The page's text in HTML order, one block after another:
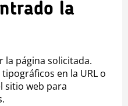
la
la página solicitada.
en la URL o
sitio web para